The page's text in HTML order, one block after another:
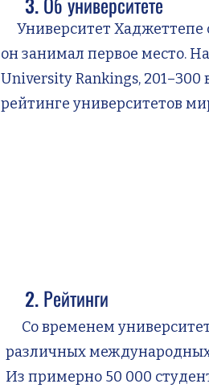
Университет Хаджеттепе
он занимал первое место.
University Rankings,
рейтинге университетов
2. Рейтинги
Со временем
различных
Из примерно 50 000